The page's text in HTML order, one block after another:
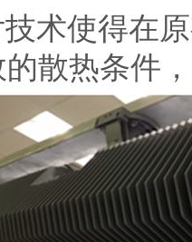
术使得在
散热条件